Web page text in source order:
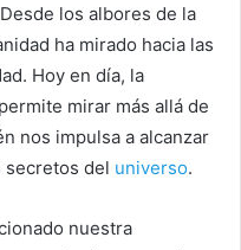
los albores de la
ha mirado hacia las
Hoy en día, la
mirar más allá de
nos impulsa a alcanzar
secretos del universo.
nuestra